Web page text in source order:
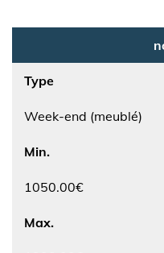
Type
Week-end (meublé)
Min.
1050.00€
Max.